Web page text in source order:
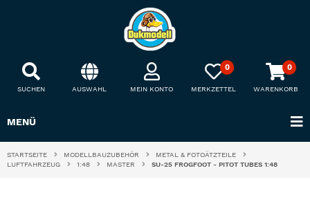
SUCHEN AUSWAHL MEIN KONTO
0
MERKZETTEL
0
WARENKORB
MENÜ
STARTSEITE MODELLBAUZUBEHÖR
METAL & FOTOÄTZTEILE
LUFTFAHRZEUG
1:48 MASTER SU-25 FROGFOOT - PITOT TUBES 1:48